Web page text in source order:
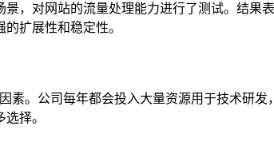
景，对网站的流量处理能力进行了测试。结
扩展性和稳定性。
素。公司每年都会投入大量资源用于技术研
择。